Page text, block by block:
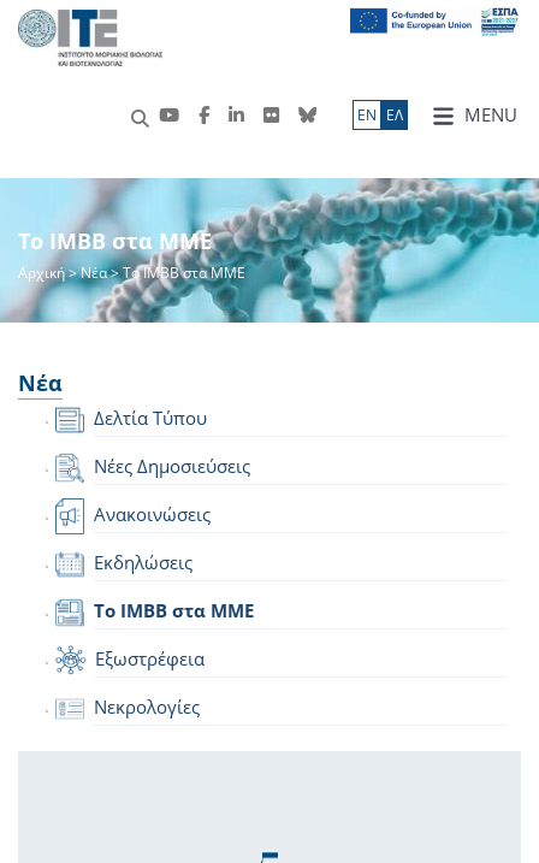
MENU
ΕN ΕΛ
Το IMBB στα ΜΜΕ
Αρχική>Νέα> Το IMBB στα ΜΜΕ
Νέα
Δελτία Τύπου
Νέες Δημοσιεύσεις
Ανακοινώσεις
Εκδηλώσεις
Το IMBB στα ΜΜΕ
Εξωστρέφεια
Νεκρολογίες